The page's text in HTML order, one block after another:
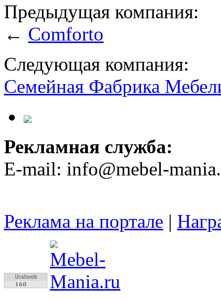
Предыдущая компания:
← Comforto
Следующая компания:
Cемейная Фабрика
Рекламная служба:
E-mail: info@mebel-
Реклама на портале |